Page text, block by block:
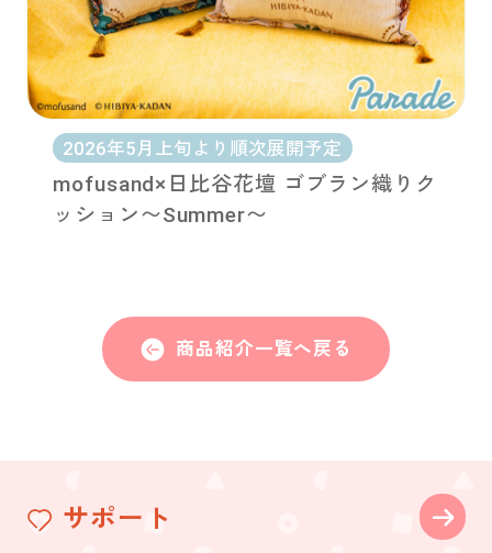
2026年5月上旬より順次展開予定
mofusand×日比谷花壇 ゴブラン織りク
ッション〜Summer〜
商品紹介一覧へ戻る
サポート